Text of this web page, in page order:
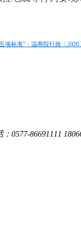
项标准”：温商院行政〔2020
0577-86691111